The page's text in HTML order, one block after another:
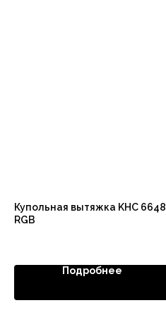
Купольная вытяжка KHC 6648
RGB
Подробнее